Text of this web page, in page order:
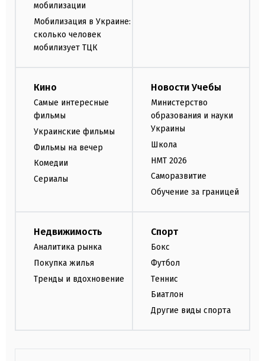
мобилизации
Мобилизация в Украине:
сколько человек
мобилизует ТЦК
Кино
Самые интересные
фильмы
Украинские фильмы
Фильмы на вечер
Комедии
Сериалы
Новости Учебы
Министерство
образования и науки
Украины
Школа
НМТ 2026
Саморазвитие
Обучение за границей
Недвижимость
Аналитика рынка
Покупка жилья
Тренды и вдохновение
Спорт
Бокс
Футбол
Теннис
Биатлон
Другие виды спорта